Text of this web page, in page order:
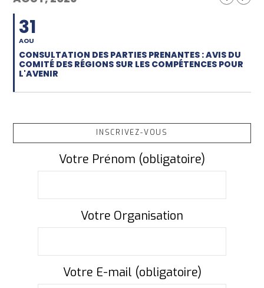
31
AOU
CONSULTATION DES PARTIES PRENANTES : AVIS DU
COMITÉ DES RÉGIONS SUR LES COMPÉTENCES POUR
L'AVENIR
INSCRIVEZ-VOUS
Votre Prénom (obligatoire)
Votre Organisation
Votre E-mail (obligatoire)